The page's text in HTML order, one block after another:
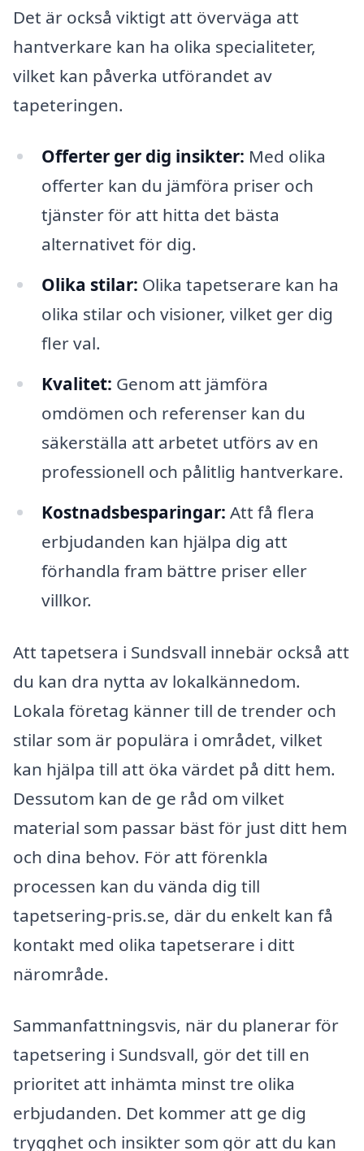
Det är också viktigt att överväga att
hantverkare kan ha olika specialiteter,
vilket kan påverka utförandet av
tapeteringen.
Offerter ger dig insikter: Med olika
offerter kan du jämföra priser och
tjänster för att hitta det bästa
alternativet för dig.
Olika stilar: Olika tapetserare kan ha
olika stilar och visioner, vilket ger dig
fler val.
Kvalitet: Genom att jämföra
omdömen och referenser kan du
säkerställa att arbetet utförs av en
professionell och pålitlig hantverkare.
Kostnadsbesparingar: Att få flera
erbjudanden kan hjälpa dig att
förhandla fram bättre priser eller
villkor.
Att tapetsera i Sundsvall innebär också att
du kan dra nytta av lokalkännedom.
Lokala företag känner till de trender och
stilar som är populära i området, vilket
kan hjälpa till att öka värdet på ditt hem.
Dessutom kan de ge råd om vilket
material som passar bäst för just ditt hem
och dina behov. För att förenkla
processen kan du vända dig till
tapetsering-pris.se, där du enkelt kan få
kontakt med olika tapetserare i ditt
närområde.
Sammanfattningsvis, när du planerar för
tapetsering i Sundsvall, gör det till en
prioritet att inhämta minst tre olika
erbjudanden. Det kommer att ge dig
trygghet och insikter som gör att du kan